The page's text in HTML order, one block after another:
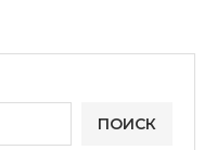
ПОИСК